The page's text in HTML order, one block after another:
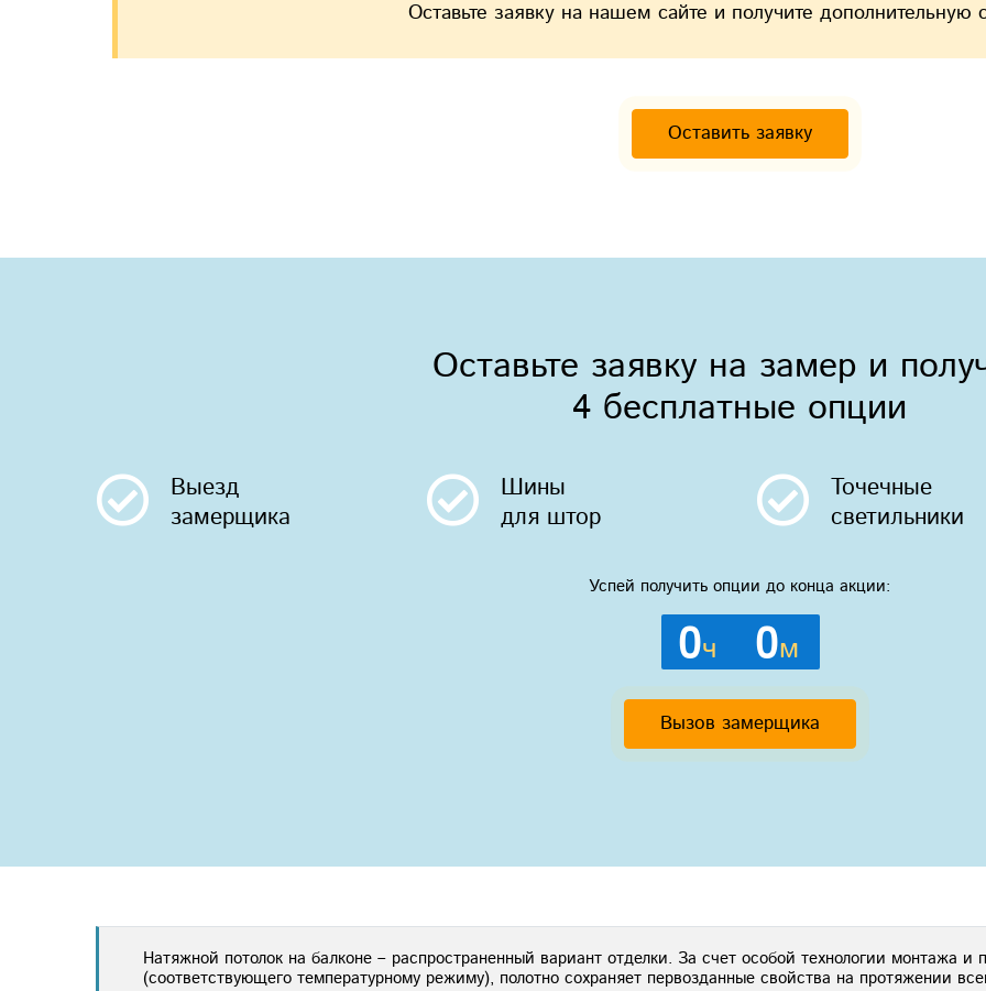
Оставьте заявку на нашем сайте и получите дополнительную
Оставить заявку
Оставьте заявку на замер и
4 бесплатные опции
Выезд
замерщика
Шины
для штор
Точечные
светильники
Успей получить опции до конца акции:
0ч 0м
Вызов замерщика
Натяжной потолок на балконе – распространенный вариант отделки. За счет особой технологии монтажа и
(соответствующего температурному режиму), полотно сохраняет первозданные свойства на протяжении